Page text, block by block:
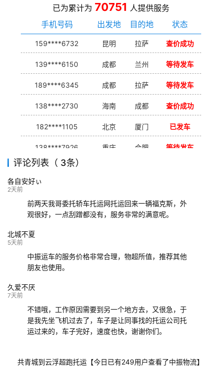
已为累计为 70751 人提供服务
手机号码
出发地 目的地 状态
159****6732 昆明 拉萨 查价成功
139****6150 成都 兰州 等待发车
189****6345 成都 拉萨 等待发车
138****2730 海南 成都 查价成功
182****1105 北京 厦门 已发车
138****7926 重庆 合肥 等待发车
139****9233
评论列表（ 3条）
各自安好ぃ
2天前
前两天我哥委托轿车托运网托运回来一辆福克斯，外
观很好，一点刮蹭都没有，服务非常的满意呢。
北城不夏
5天前
中振运车的服务价格非常合理，物超所值，推荐其他
朋友也使用。
久爱不厌
7天前
不错哦，工作原因需要到另一个地方去，又很急，于
是我先坐飞机过去了，车子是让同事找的托运公司托
运过来的，车子完好，速度也快，谢谢你们。
共青城到云浮超跑托运【今日已有249用户查看了中振物流】